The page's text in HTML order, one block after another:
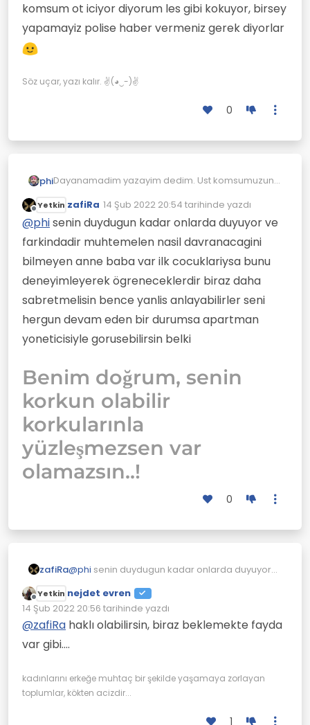
komsum ot iciyor diyorum les gibi kokuyor, birsey
yapamayiz polise haber vermeniz gerek diyorlar
Söz uçar, yazı kalır. ✌(◕‿-)✌
0
phiDayanamadim yazayim dedim. Ust komsumuzun
bu cocuk olmasi gerektiginden fazla agliyor, kolik
bir halde surekli mutsuz ve aglama bagirma
sesleri benim eve gelip duruyor.
Babasinin sesini bazen duyar gibi oluyorum kiziyor
ediyor anne sesi hic yok ama cocuk oyle boyle
aglamiyor, gidip uyarsam mi bilemedim,
enteresan bir durum ile karsi karsiyayim.
Çevrimdışı
Yetkin zafiRa 14 Şub 2022 20:54 tarihinde yazdı
Son düzenleyen:
@phisenin duydugun kadar onlarda duyuyor ve
farkindadir muhtemelen nasil davranacagini
bilmeyen anne baba var ilk cocuklariysa bunu
deneyimleyerek ögreneceklerdir biraz daha
sabretmelisin bence yanlis anlayabilirler seni
hergun devam eden bir durumsa apartman
yoneticisiyle gorusebilirsin belki
Benim doğrum, senin
korkun olabilir
korkularınla
yüzleşmezsen var
olamazsın..!
0
zafiRa@phi senin duydugun kadar onlarda duyuyor
davranacagini bilmeyen anne baba var ilk
cocuklariysa bunu deneyimleyerek
ögreneceklerdir biraz daha sabretmelisin
bence yanlis anlayabilirler seni hergun devam
eden bir durumsa apartman yoneticisiyle
Çevrimdışı
Yetkin nejdet evren
14 Şub 2022 20:56 tarihinde yazdı
Son düzenleyen:
@zafiRa haklı olabilirsin, biraz beklemekte fayda
var gibi....
kadınlarını erkeğe muhtaç bir şekilde yaşamaya zorlayan
toplumlar, kökten acizdir...
1